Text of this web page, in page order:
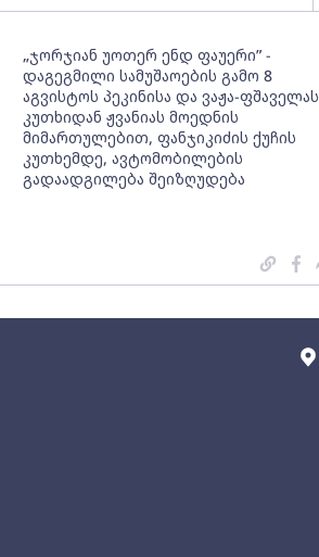
„ჯორჯიან უოთერ ენდ ფაუერი” -
დაგეგმილი სამუშაოების გამო 8
აგვისტოს პეკინისა და ვაჟა-ფშაველას
კუთხიდან ჟვანიას მოედნის
მიმართულებით, ფანჯიკიძის ქუჩის
კუთხემდე, ავტომობილების
გადაადგილება შეიზღუდება